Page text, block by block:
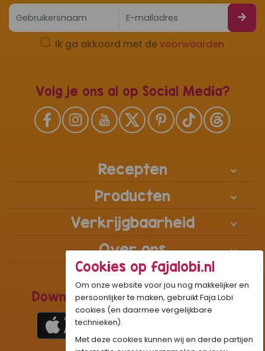
Ik ga akkoord met devoorwaarden
Volg je ons al op Social Media?
Recepten
Producten
Verkrijgbaarheid
Over ons
Download de Recepten Webapp
Cookies op fajalobi.nl
Om onze website voor jou nog makkelijker en
persoonlijker te maken, gebruikt Faja Lobi
cookies (en daarmee vergelijkbare
technieken).
Met deze cookies kunnen wij en derde partijen